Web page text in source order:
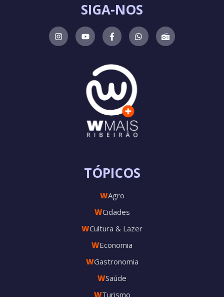
TÓPICOS
WAgro
WCidades
WCultura & Lazer
WEconomia
WGastronomia
WSaúde
WTurismo
SIGA-NOS